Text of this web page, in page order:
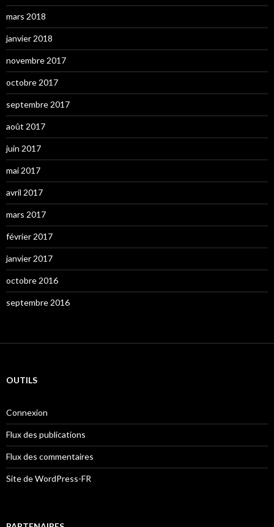
mars 2018
janvier 2018
novembre 2017
octobre 2017
septembre 2017
août 2017
juin 2017
mai 2017
avril 2017
mars 2017
février 2017
janvier 2017
octobre 2016
septembre 2016
OUTILS
Connexion
Flux des publications
Flux des commentaires
Site de WordPress-FR